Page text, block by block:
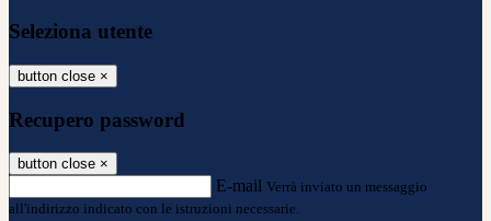
Seleziona utente
button close ×
Recupero password
button close ×
E-mail Verrà inviato un messaggio
all'indirizzo indicato con le istruzioni necessarie.